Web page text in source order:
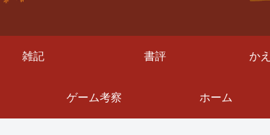
雑記 書評 か
ゲーム考察 ホーム